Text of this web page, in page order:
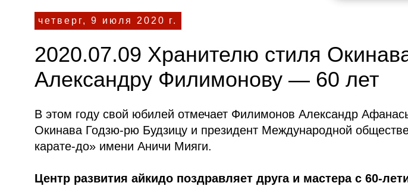
четверг, 9 июля 2020 г.
2020.07.09 Хранителю стиля
Александру Филимонову — 60 лет
В этом году свой юбилей отмечает Филимонов Александр
Окинава Годзю-рю Будзицу и президент Международной
карате-до» имени Аничи Мияги.
Центр развития айкидо поздравляет друга и мастера с 60-